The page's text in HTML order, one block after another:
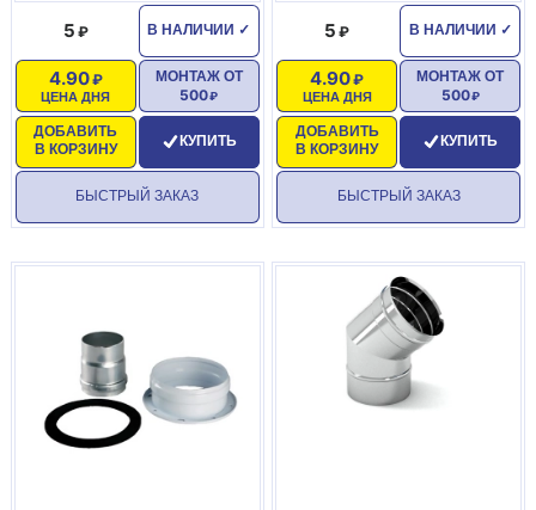
В НАЛИЧИИ ✓
5
ЦЕНА ДНЯ
4.90
ДОБАВИТЬ
В КОРЗИНУ
МОНТАЖ ОТ
500
КУПИТЬ
БЫСТРЫЙ ЗАКАЗ
В НАЛИЧИИ ✓
5
ЦЕНА ДНЯ
4.90
ДОБАВИТЬ
В КОРЗИНУ
МОНТАЖ ОТ
500
КУПИТЬ
БЫСТРЫЙ ЗАКАЗ